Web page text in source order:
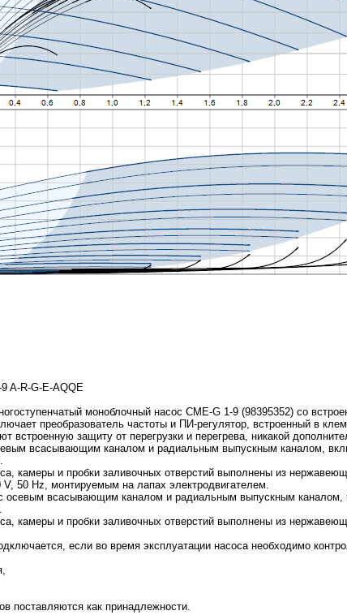
A-R-G-E-AQQE
моноблочный насос CME-G 1-9 (98395352) со
преобразователь частоты и ПИ-регулятор, встроенный в
встроенную защиту от перегрузки и перегрева, никакой
всасывающим каналом и радиальным выпускным каналом,
камеры и пробки заливочных отверстий выполнены из
50 Hz, монтируемым на лапах электродвигателем.
осевым всасывающим каналом и радиальным выпускным каналом,
камеры и пробки заливочных отверстий выполнены из
если во время эксплуатации насоса необходимо
поставляются как принадлежности.